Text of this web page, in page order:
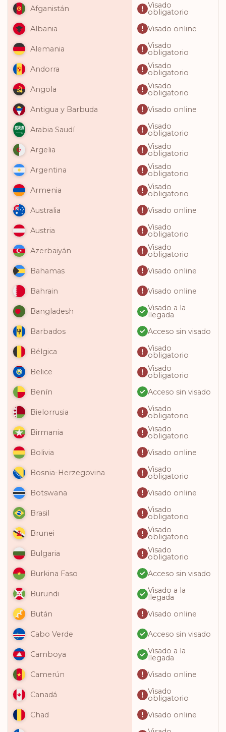
Afganistán Visado
obligatorio
Albania
Visado online
Alemania Visado
obligatorio
Andorra
Visado
obligatorio
Angola
Visado
obligatorio
Antigua y Barbuda
Visado online
Arabia Saudí Visado
obligatorio
Argelia
Visado
obligatorio
Argentina
Visado
obligatorio
Armenia
Visado
obligatorio
Australia
Visado online
Austria Visado
obligatorio
Azerbaiyán
Visado
obligatorio
Bahamas
Visado online
Bahrain Visado online
Bangladesh Visado a la
llegada
Barbados
Acceso sin visado
Bélgica Visado
obligatorio
Belice
Visado
obligatorio
Benín
Acceso sin visado
Bielorrusia Visado
obligatorio
Birmania
Visado
obligatorio
Bolivia
Visado online
Bosnia-Herzegovina Visado
obligatorio
Botswana
Visado online
Brasil Visado
obligatorio
Brunei
Visado
obligatorio
Bulgaria
Visado
obligatorio
Burkina Faso
Acceso sin visado
Burundi Visado a la
llegada
Bután
Visado online
Cabo Verde Acceso sin visado
Camboya Visado a la
llegada
Camerún
Visado online
Canadá Visado
obligatorio
Chad
Visado online